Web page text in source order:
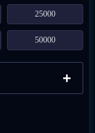
25000
50000
+